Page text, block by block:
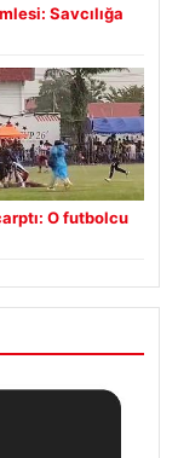
Savcılığa
O futbolcu